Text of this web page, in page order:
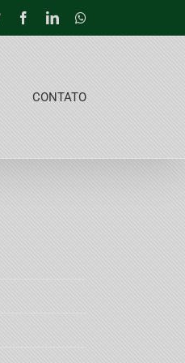
Twitter FacebookLinkedIn
CONTATO